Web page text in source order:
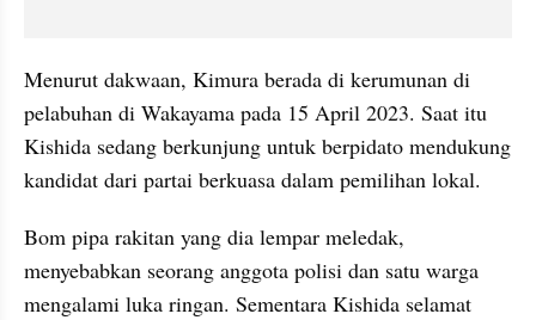
Menurut dakwaan, Kimura berada di kerumunan di
pelabuhan di Wakayama pada 15 April 2023. Saat itu
Kishida sedang berkunjung untuk berpidato mendukung
kandidat dari partai berkuasa dalam pemilihan lokal.
Bom pipa rakitan yang dia lempar meledak,
menyebabkan seorang anggota polisi dan satu warga
mengalami luka ringan. Sementara Kishida selamat